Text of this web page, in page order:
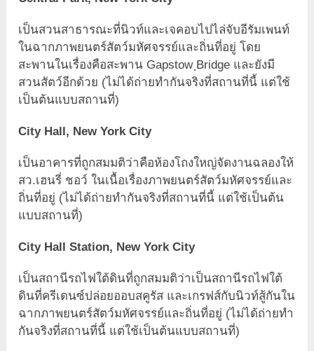
เป็นสวนสาธารณะที่นิวท์และเจคอบไปไล่จับอีรัมเพนท์
ในฉากภาพยนตร์สัตว์มหัศจรรย์และถิ่นที่อยู่ โดย
สะพานในเรื่องคือสะพาน Gapstow ฺBridge และยังมี
สวนสัตว์อีกด้วย (ไม่ได้ถ่ายทำกันจริงที่สถานที่นี้ แต่ใช้
เป็นต้นแบบสถานที่)
City Hall, New York City
เป็นอาคารที่ถูกสมมติว่าคือห้องโถงใหญ่จัดงานฉลองให้
สว.เฮนรี่ ชอว์ ในเนื้อเรื่องภาพยนตร์สัตว์มหัศจรรย์และ
ถิ่นที่อยู่ (ไม่ได้ถ่ายทำกันจริงที่สถานที่นี้ แต่ใช้เป็นต้น
แบบสถานที่)
City Hall Station, New York City
เป็นสถานีรถไฟใต้ดินที่ถูกสมมติว่าเป็นสถานีรถไฟใต้
ดินที่ครีเดนซ์ปล่อยออบสคูรัส และเกรฟส์กับนิวท์สู้กันใน
ฉากภาพยนตร์สัตว์มหัศจรรย์และถิ่นที่อยู่ (ไม่ได้ถ่ายทำ
กันจริงที่สถานที่นี้ แต่ใช้เป็นต้นแบบสถานที่)